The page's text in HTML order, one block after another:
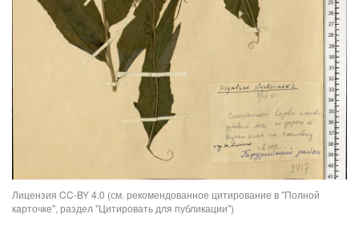
Лицензия CC-BY 4.0 (см. рекомендованное цитирование в "Полной
карточке", раздел "Цитировать для публикации")